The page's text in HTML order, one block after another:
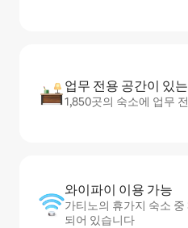
업무 전용 공간이 있
1,850곳의 숙소에 업무
와이파이 이용 가능
가티노의 휴가지 숙소
되어 있습니다